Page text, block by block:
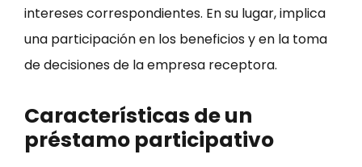
intereses correspondientes. En su lugar, implica
una participación en los beneficios y en la toma
de decisiones de la empresa receptora.
Características de un
préstamo participativo